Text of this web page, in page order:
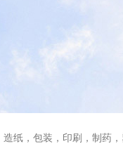
造纸，包装，印刷，制药